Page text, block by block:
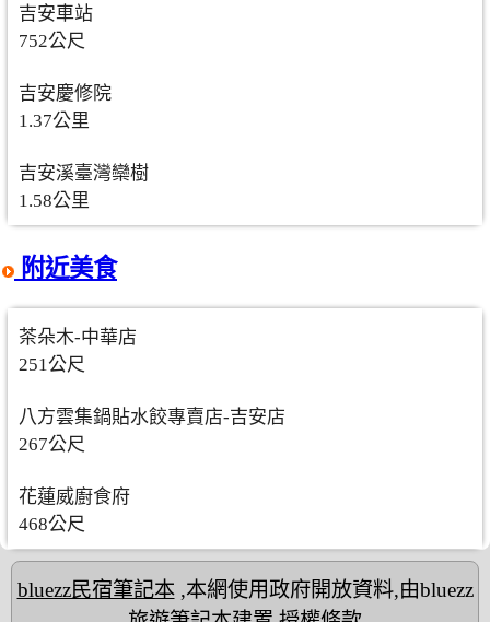
吉安車站
752公尺
吉安慶修院
1.37公里
吉安溪臺灣欒樹
1.58公里
附近美食
茶朵木-中華店
251公尺
八方雲集鍋貼水餃專賣店-吉安店
267公尺
花蓮威廚食府
468公尺
bluezz民宿筆記本,本網使用政府開放資料,由bluezz